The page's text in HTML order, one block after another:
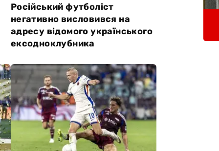
Російський футболіст
негативно висловився на
адресу відомого українського
ексодноклубника